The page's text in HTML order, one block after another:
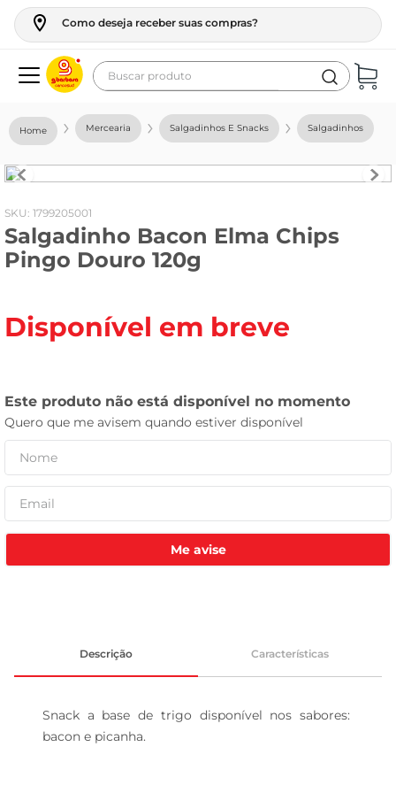
Como deseja receber suas compras?
Buscar produto
Mercearia Salgadinhos E Snacks Salgadinhos
: 1799205001
Salgadinho Bacon Elma Chips
Pingo Douro 120g
Disponível em breve
Me avise
Descrição Características
Snack a base de trigo disponível nos sabores:
bacon e picanha.
geladeira
fogao
café
cerveja
leite
celular